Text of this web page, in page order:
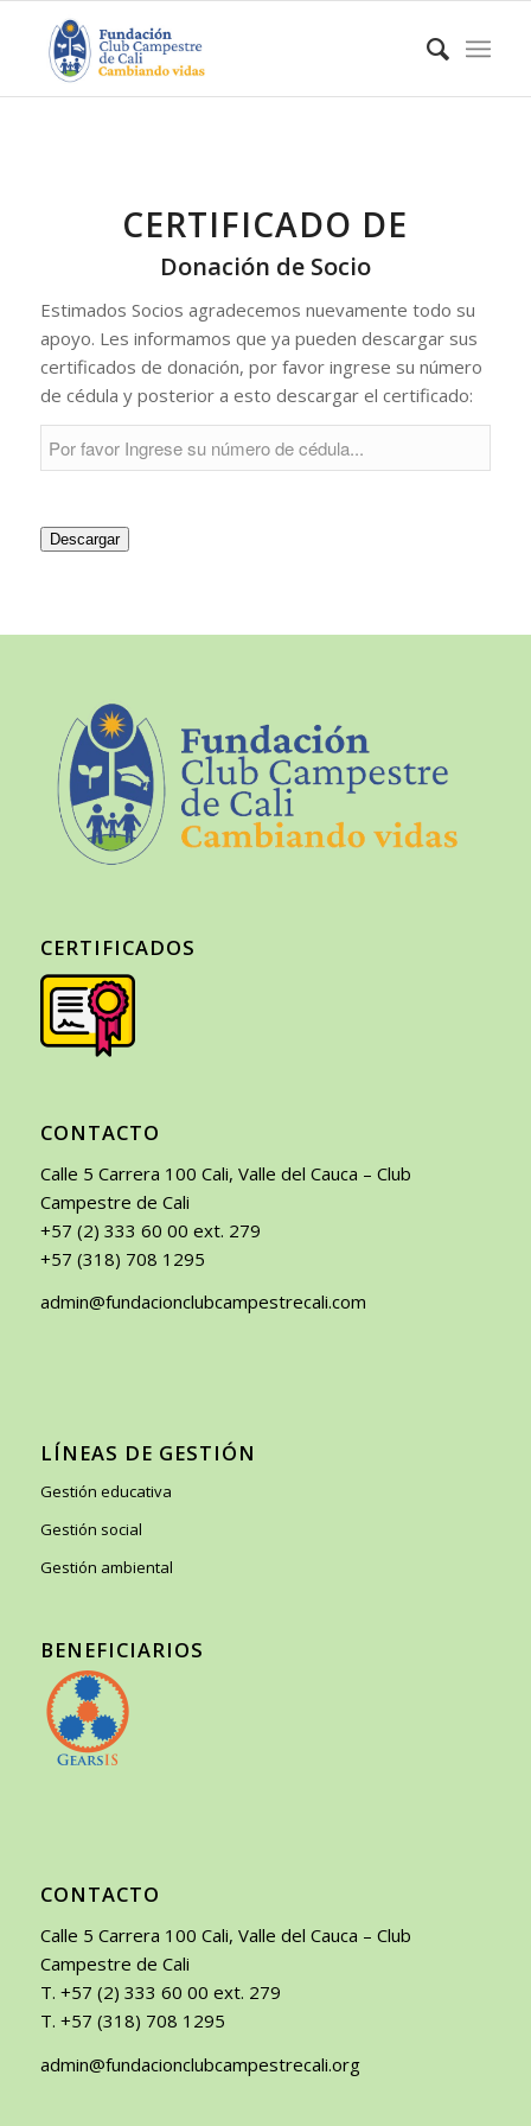
CERTIFICADO DE
Donación de Socio
Estimados Socios agradecemos nuevamente todo su
apoyo. Les informamos que ya pueden descargar sus
certificados de donación, por favor ingrese su número
de cédula y posterior a esto descargar el certificado:
Descargar
CERTIFICADOS
CONTACTO
Calle 5 Carrera 100 Cali, Valle del Cauca – Club
Campestre de Cali
+57 (2) 333 60 00 ext. 279
+57 (318) 708 1295
admin@fundacionclubcampestrecali.com
LÍNEAS DE GESTIÓN
Gestión educativa
Gestión social
Gestión ambiental
BENEFICIARIOS
CONTACTO
Calle 5 Carrera 100 Cali, Valle del Cauca – Club
Campestre de Cali
T. +57 (2) 333 60 00 ext. 279
T. +57 (318) 708 1295
admin@fundacionclubcampestrecali.org